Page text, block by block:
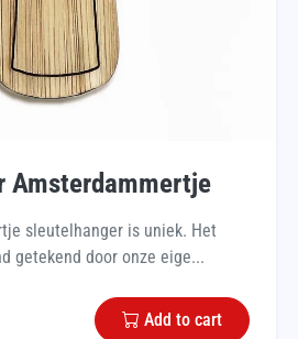
Amsterdammertje
sleutelhanger is uniek. Het
getekend door onze eige...
Add to cart